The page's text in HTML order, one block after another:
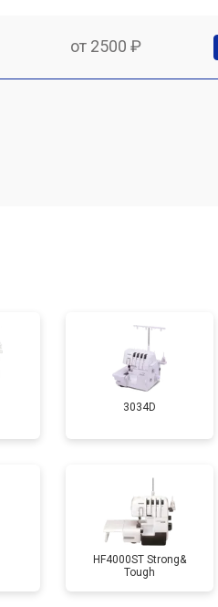
от 2500 ₽
от 5000 ₽
3034D
HF4000ST Strong&
Tough